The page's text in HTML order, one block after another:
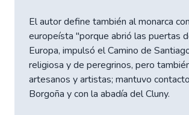
El autor define también al monarca
europeísta "porque abrió las puertas
Europa, impulsó el Camino de
religiosa y de peregrinos, pero
artesanos y artistas; mantuvo
Borgoña y con la abadía del Cluny.